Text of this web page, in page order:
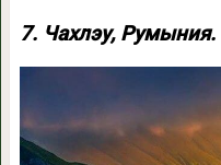
7. Чахлэу, Румыния.